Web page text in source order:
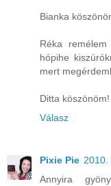
Bianka
Réka
hópihe
mert
Ditta köszönöm!
Válasz
Pixie Pie 2010.
Annyira